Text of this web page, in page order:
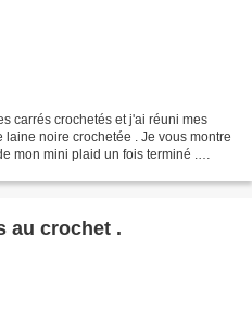
carrés crochetés et j'ai réuni mes
noire crochetée . Je vous montre
mon mini plaid un fois terminé .
au crochet .